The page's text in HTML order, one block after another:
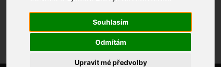
Souhlasím
Odmítám
Upravit mé předvolby
La Liga
The event has already happened. However, you can
try another event.